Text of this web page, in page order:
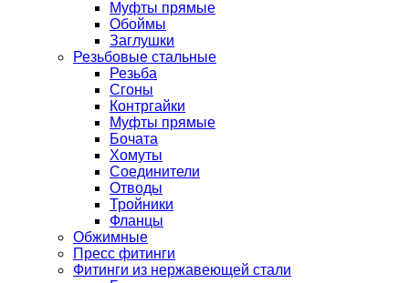
Муфты прямые
Обоймы
Заглушки
Резьбовые стальные
Резьба
Сгоны
Контргайки
Муфты прямые
Бочата
Хомуты
Соединители
Отводы
Тройники
Фланцы
Обжимные
Пресс фитинги
Фитинги из нержавеющей стали